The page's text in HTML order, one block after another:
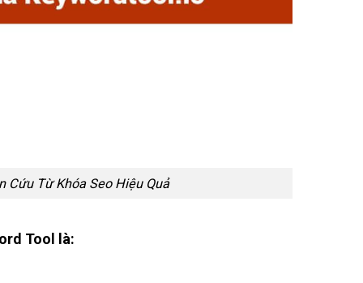
Cứu Từ Khóa Seo Hiệu Quả
Tool là: